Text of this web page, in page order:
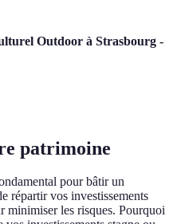
Outdoor à Strasbourg -
patrimoine
pour bâtir un
répartir vos investissements
minimiser les risques. Pourquoi